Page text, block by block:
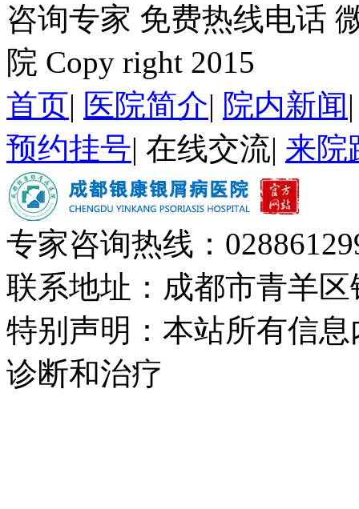
咨询专家 免费热线电话
院 Copy right 2015
首页| 医院简介| 院内新闻
预约挂号| 在线交流| 来院
专家咨询热线：
联系地址：成都市青羊
特别声明：本站所有信
诊断和治疗